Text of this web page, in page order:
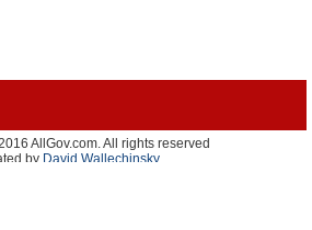
Notre équipe
AllGov.com. All rights reserved
by David Wallechinsky